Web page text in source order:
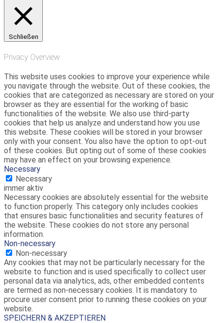
Schließen
Privacy Overview
This website uses cookies to improve your experience while
you navigate through the website. Out of these cookies, the
cookies that are categorized as necessary are stored on your
browser as they are essential for the working of basic
functionalities of the website. We also use third-party
cookies that help us analyze and understand how you use
this website. These cookies will be stored in your browser
only with your consent. You also have the option to opt-out
of these cookies. But opting out of some of these cookies
may have an effect on your browsing experience.
Necessary
Necessary
immer aktiv
Necessary cookies are absolutely essential for the website
to function properly. This category only includes cookies
that ensures basic functionalities and security features of
the website. These cookies do not store any personal
information.
Non-necessary
Non-necessary
Any cookies that may not be particularly necessary for the
website to function and is used specifically to collect user
personal data via analytics, ads, other embedded contents
are termed as non-necessary cookies. It is mandatory to
procure user consent prior to running these cookies on your
website.
SPEICHERN & AKZEPTIEREN